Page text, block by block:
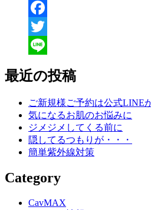
Facebook
Twitter
最近の投稿
ご新規様ご予約は公式LINE
気になるお肌のお悩みに
ジメジメしてくる前に
隠してるつもりが・・・
簡単紫外線対策
Category
CavMAX